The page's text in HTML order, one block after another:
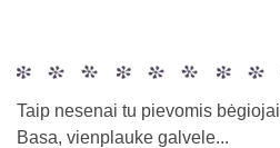
Taip nesenai tu pievomis bėgiojai
Basa, vienplauke galvele...